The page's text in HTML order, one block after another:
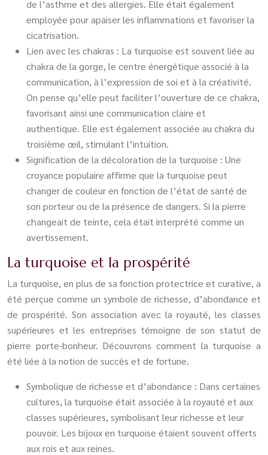
de l’asthme et des allergies. Elle était également
employée pour apaiser les inflammations et favoriser la
cicatrisation.
Lien avec les chakras : La turquoise est souvent liée au
chakra de la gorge, le centre énergétique associé à la
communication, à l’expression de soi et à la créativité.
On pense qu’elle peut faciliter l’ouverture de ce chakra,
favorisant ainsi une communication claire et
authentique. Elle est également associée au chakra du
troisième œil, stimulant l’intuition.
Signification de la décoloration de la turquoise : Une
croyance populaire affirme que la turquoise peut
changer de couleur en fonction de l’état de santé de
son porteur ou de la présence de dangers. Si la pierre
changeait de teinte, cela était interprété comme un
avertissement.
La turquoise et la prospérité
La turquoise, en plus de sa fonction protectrice et curative, a
été perçue comme un symbole de richesse, d’abondance et
de prospérité. Son association avec la royauté, les classes
supérieures et les entreprises témoigne de son statut de
pierre porte-bonheur. Découvrons comment la turquoise a
été liée à la notion de succès et de fortune.
Symbolique de richesse et d’abondance : Dans certaines
cultures, la turquoise était associée à la royauté et aux
classes supérieures, symbolisant leur richesse et leur
pouvoir. Les bijoux en turquoise étaient souvent offerts
aux rois et aux reines.